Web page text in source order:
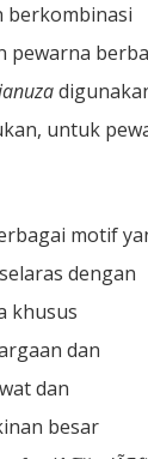
berkombinasi
pewarna
untuk
motif
dengan
khusus
dan
dan
besar